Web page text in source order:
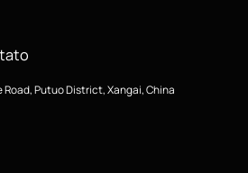
Road, Putuo District, Xangai, China